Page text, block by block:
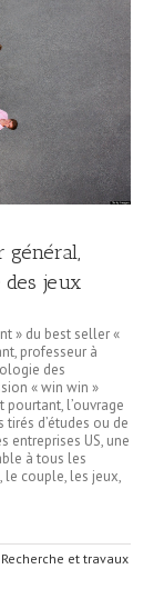
général,
des jeux
» du best seller «
professeur à
des
« win win »
l’ouvrage
d’études ou de
entreprises US, une
à tous les
le couple, les jeux,
Recherche et travaux